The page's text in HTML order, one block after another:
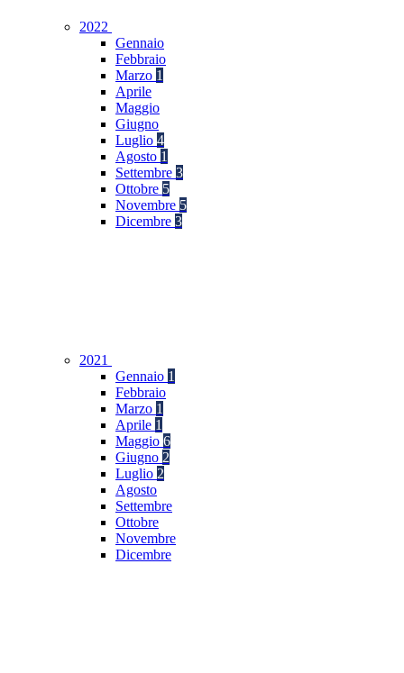
2022
Gennaio
Febbraio
Marzo 1
Aprile
Maggio
Giugno
Luglio 4
Agosto 1
Settembre 3
Ottobre 5
Novembre 5
Dicembre 3
2021
Gennaio 1
Febbraio
Marzo 1
Aprile 1
Maggio 6
Giugno 2
Luglio 2
Agosto
Settembre
Ottobre
Novembre
Dicembre